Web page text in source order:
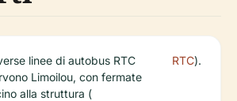
linee di autobus RTC
Limoilou, con fermate
alla struttura (
RTC).